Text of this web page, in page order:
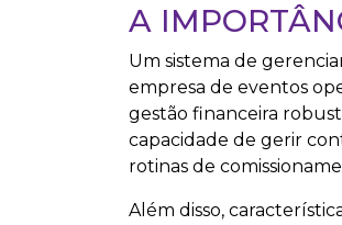
A
Um sistema de
empresa de eventos
gestão financeira
capacidade de gerir
rotinas de
Além disso,